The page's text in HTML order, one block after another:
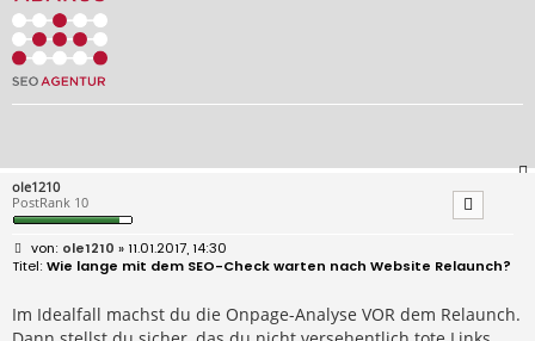
ole1210
PostRank 10
B
e
r
a
ole1210 » 11.01.2017, 14:30
Wie lange mit dem SEO-Check warten nach Website Relaunch?
Im Idealfall machst du die Onpage-Analyse VOR dem Relaunch.